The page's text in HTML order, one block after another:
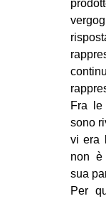
Fra
sono
vi era
non è
sua
Per